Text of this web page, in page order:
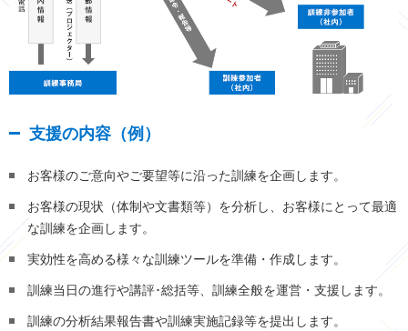
支援の内容（例）
お客様のご意向やご要望等に沿った訓練を企画します。
お客様の現状（体制や文書類等）を分析し、お客様にとって最適
な訓練を企画します。
実効性を高める様々な訓練ツールを準備・作成します。
訓練当日の進行や講評･総括等、訓練全般を運営・支援します。
訓練の分析結果報告書や訓練実施記録等を提出します。